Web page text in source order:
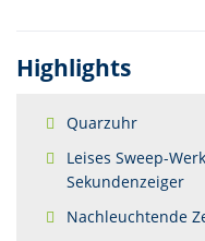
Highlights
Quarzuhr
Leises Sweep-
Sekundenzeiger
Nachleuchtende